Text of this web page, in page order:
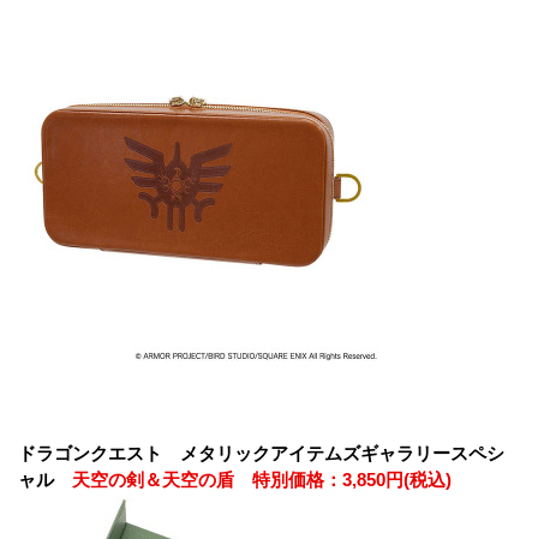
ドラゴンクエスト メタリックアイテムズギャラリースペシ
ャル 天空の剣＆天空の盾 特別価格：3,850円(税込)